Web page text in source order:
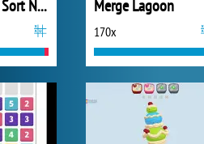
Supermarket Sort N Match Merge Lagoon
170x